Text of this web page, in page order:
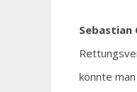
Sebastian
könnte